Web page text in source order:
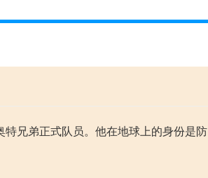
兄弟正式队员。他在地球上的身份是防